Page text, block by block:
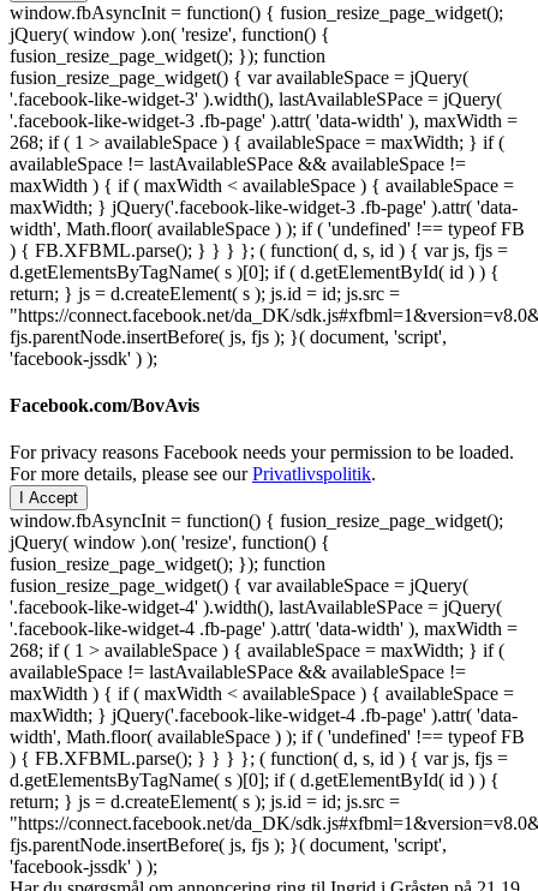
window.fbAsyncInit = function() { fusion_resize_page_widget();
jQuery( window ).on( 'resize', function() {
fusion_resize_page_widget(); }); function
fusion_resize_page_widget() { var availableSpace = jQuery(
'.facebook-like-widget-3' ).width(), lastAvailableSPace = jQuery(
'.facebook-like-widget-3 .fb-page' ).attr( 'data-width' ), maxWidth =
268; if ( 1 > availableSpace ) { availableSpace = maxWidth; } if (
availableSpace != lastAvailableSPace && availableSpace !=
maxWidth ) { if ( maxWidth < availableSpace ) { availableSpace =
maxWidth; } jQuery('.facebook-like-widget-3 .fb-page' ).attr( 'data-
width', Math.floor( availableSpace ) ); if ( 'undefined' !== typeof FB
) { FB.XFBML.parse(); } } } }; ( function( d, s, id ) { var js, fjs =
d.getElementsByTagName( s )[0]; if ( d.getElementById( id ) ) {
return; } js = d.createElement( s ); js.id = id; js.src =
"https://connect.facebook.net/da_DK/
fjs.parentNode.insertBefore( js, fjs ); }( document, 'script',
'facebook-jssdk' ) );
Facebook.com/BovAvis
For privacy reasons Facebook needs your permission to be loaded.
For more details, please see ourPrivatlivspolitik.
I Accept
window.fbAsyncInit = function() { fusion_resize_page_widget();
jQuery( window ).on( 'resize', function() {
fusion_resize_page_widget(); }); function
fusion_resize_page_widget() { var availableSpace = jQuery(
'.facebook-like-widget-4' ).width(), lastAvailableSPace = jQuery(
'.facebook-like-widget-4 .fb-page' ).attr( 'data-width' ), maxWidth =
268; if ( 1 > availableSpace ) { availableSpace = maxWidth; } if (
availableSpace != lastAvailableSPace && availableSpace !=
maxWidth ) { if ( maxWidth < availableSpace ) { availableSpace =
maxWidth; } jQuery('.facebook-like-widget-4 .fb-page' ).attr( 'data-
width', Math.floor( availableSpace ) ); if ( 'undefined' !== typeof FB
) { FB.XFBML.parse(); } } } }; ( function( d, s, id ) { var js, fjs =
d.getElementsByTagName( s )[0]; if ( d.getElementById( id ) ) {
return; } js = d.createElement( s ); js.id = id; js.src =
"https://connect.facebook.net/da_DK/
fjs.parentNode.insertBefore( js, fjs ); }( document, 'script',
'facebook-jssdk' ) );